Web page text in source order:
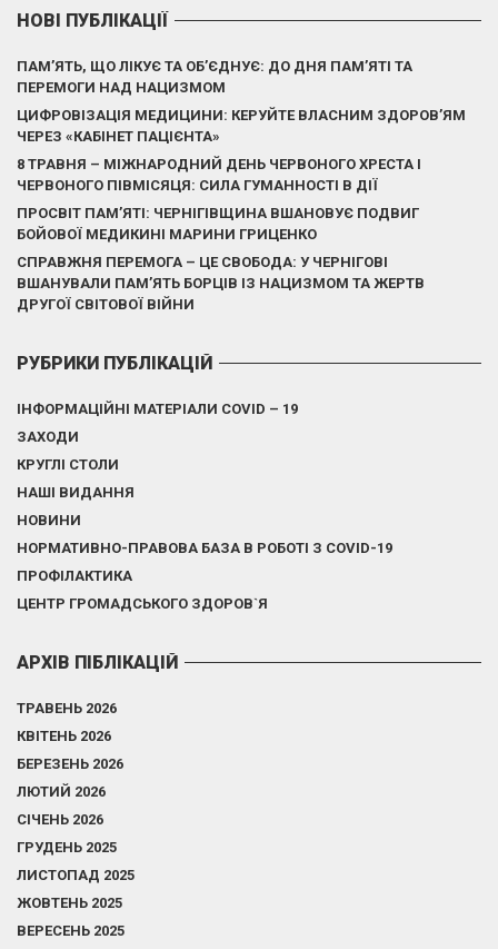
НОВІ ПУБЛІКАЦІЇ
ПАМ’ЯТЬ, ЩО ЛІКУЄ ТА ОБ’ЄДНУЄ: ДО ДНЯ ПАМ’ЯТІ ТА
ПЕРЕМОГИ НАД НАЦИЗМОМ
ЦИФРОВІЗАЦІЯ МЕДИЦИНИ: КЕРУЙТЕ ВЛАСНИМ ЗДОРОВ’ЯМ
ЧЕРЕЗ «КАБІНЕТ ПАЦІЄНТА»
8 ТРАВНЯ – МІЖНАРОДНИЙ ДЕНЬ ЧЕРВОНОГО ХРЕСТА І
ЧЕРВОНОГО ПІВМІСЯЦЯ: СИЛА ГУМАННОСТІ В ДІЇ
ПРОСВІТ ПАМ’ЯТІ: ЧЕРНІГІВЩИНА ВШАНОВУЄ ПОДВИГ
БОЙОВОЇ МЕДИКИНІ МАРИНИ ГРИЦЕНКО
СПРАВЖНЯ ПЕРЕМОГА – ЦЕ СВОБОДА: У ЧЕРНІГОВІ
ВШАНУВАЛИ ПАМ’ЯТЬ БОРЦІВ ІЗ НАЦИЗМОМ ТА ЖЕРТВ
ДРУГОЇ СВІТОВОЇ ВІЙНИ
РУБРИКИ ПУБЛІКАЦІЙ
ІНФОРМАЦІЙНІ МАТЕРІАЛИ COVID – 19
ЗАХОДИ
КРУГЛІ СТОЛИ
НАШІ ВИДАННЯ
НОВИНИ
НОРМАТИВНО-ПРАВОВА БАЗА В РОБОТІ З COVID-19
ПРОФІЛАКТИКА
ЦЕНТР ГРОМАДСЬКОГО ЗДОРОВ`Я
АРХІВ ПІБЛІКАЦІЙ
ТРАВЕНЬ 2026
КВІТЕНЬ 2026
БЕРЕЗЕНЬ 2026
ЛЮТИЙ 2026
СІЧЕНЬ 2026
ГРУДЕНЬ 2025
ЛИСТОПАД 2025
ЖОВТЕНЬ 2025
ВЕРЕСЕНЬ 2025